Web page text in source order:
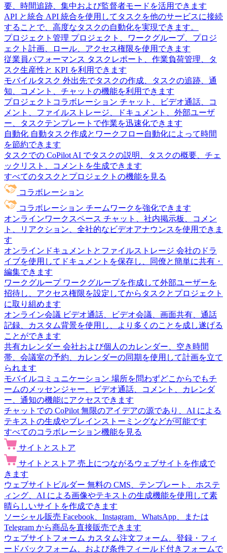
要、時間追跡、集中および監督者モードを活用できます
API と統合 API 統合を使用してタスクを他のサービスに接続
することで、高度なタスクの自動化を実現できます。
プロジェクト管理 プロジェクト、ワークグループ、プロジ
ェクト計画、ロール、アクセス権限を使用できます
従業員パフォーマンス タスクレポート、作業負荷管理、タ
スク生産性と KPI を利用できます
モバイルタスク 外出先でタスクの作成、タスクの追跡、通
知、コメント、チャットの機能を利用できます
プロジェクトコラボレーション チャット、ビデオ通話、コ
メント、ファイルストレージ、ドキュメント、外部ユーザ
ー、タスクテンプレートで作業を迅速化できます
自動化 自動タスク作成とワークフロー自動化によって時間
を節約できます
タスクでの CoPilot AI でタスクの説明、タスクの概要、チェ
ックリスト、コメントを生成できます
すべてのタスクとプロジェクトの機能を見る
コラボレーション
コラボレーション チームワークを強化できます
オンラインワークスペース チャット、社内掲示板、コメン
ト、リアクション、全社的なビデオアナウンスを使用できま
す
オンラインドキュメントとファイルストレージ 会社のドラ
イブを使用してドキュメントを保存し、同僚と簡単に共有・
編集できます
ワークグループ ワークグループを作成して外部ユーザーを
招待し、アクセス権限を設定してからタスクとプロジェクト
に取り組めます
オンライン会議 ビデオ通話、ビデオ会議、画面共有、通話
記録、カスタム背景を使用し、より多くのことを成し遂げる
ことができます
共有カレンダー 会社および個人のカレンダー、空き時間
帯、会議室の予約、カレンダーの同期を使用して計画を立て
られます
モバイルコミュニケーション 場所を問わずどこからでもチ
ームのメッセンジャー、ビデオ通話、コメント、カレンダ
ー、通知の機能にアクセスできます
チャットでの CoPilot 無限のアイデアの源であり、AI による
テキストの生成やブレインストーミングなどが可能です
すべてのコラボレーション機能を見る
サイトとストア
サイトとストア 売上につながるウェブサイトを作成で
きます
ウェブサイトビルダー 無料の CMS、テンプレート、ホステ
ィング、AI による画像やテキストの生成機能を使用して素
晴らしいサイトを作成できます
ソーシャル販売 Facebook、Instagram、WhatsApp、または
Telegram から商品を直接販売できます
ウェブサイトフォーム カスタム注文フォーム、登録・フィ
ードバックフォーム、および条件フィールド付きフォームで